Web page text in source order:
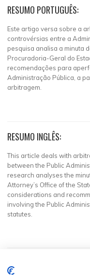
RESUMO PORTUGUÊS:
Este artigo versa sobre a
controvérsias entre a
pesquisa analisa a minuta
Procuradoria-Geral do
recomendações para
Administração Pública, a
arbitragem.
RESUMO INGLÊS:
This article deals with
between the Public
research analyses the
Attorney’s Office of the
considerations and
involving the Public
statutes.